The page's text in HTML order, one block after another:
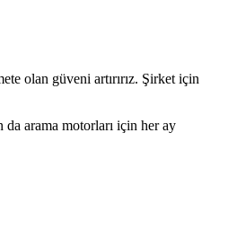
olan güveni artırırız. Şirket için
da arama motorları için her ay